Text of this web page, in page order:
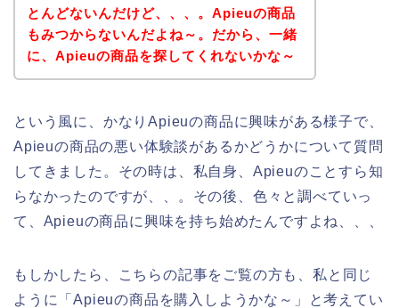
とんどないんだけど、、、。Apieuの商品
もみつからないんだよね～。だから、一緒
に、Apieuの商品を探してくれないかな～
という風に、かなりApieuの商品に興味がある様子で、
Apieuの商品の悪い体験談があるかどうかについて質問
してきました。その時は、私自身、Apieuのことすら知
らなかったのですが、、。その後、色々と調べていっ
て、Apieuの商品に興味を持ち始めたんですよね、、、
もしかしたら、こちらの記事をご覧の方も、私と同じ
ように「Apieuの商品を購入しようかな～」と考えてい